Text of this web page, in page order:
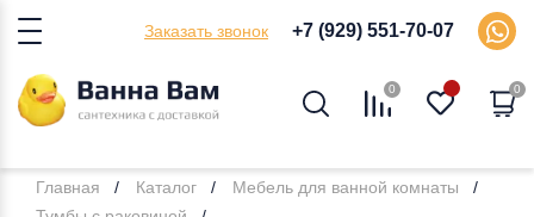
Заказать звонок +7 (929) 551-70-07
0 0
Главная Каталог
Мебель для ванной комнаты